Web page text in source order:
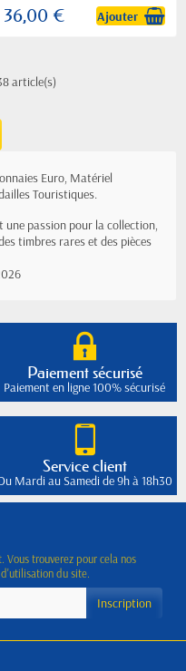
36,00 € Ajouter
article(s)
Euro, Matériel
Touristiques.
passion pour la collection,
timbres rares et des pièces
Paiement sécurisé
Paiement en ligne 100% sécurisé
Service client
Mardi au Samedi de 9h à 18h30
Vous trouverez pour cela nos
du site.